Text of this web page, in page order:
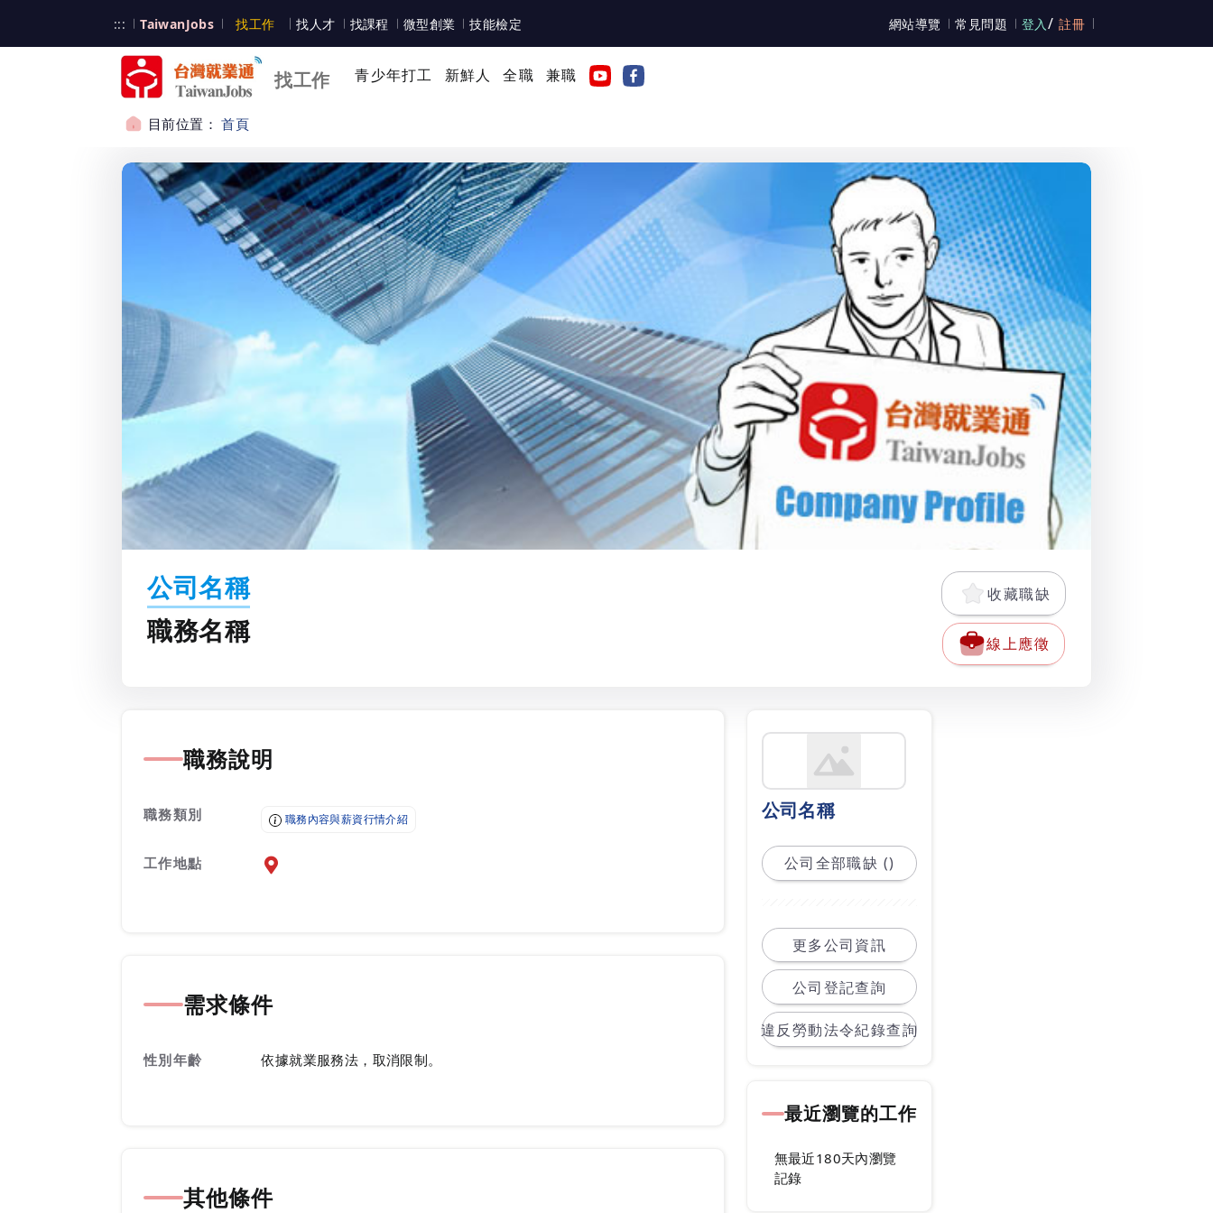
::: TaiwanJobs 台灣就業通
找工作 台灣就業通
找人才 找課程 微型創業 技能檢定 網站導覽 常見問題 登入 / 註冊
找工作 青少年打工 新鮮人 全職 兼職
目前位置：首頁
公司名稱
職務名稱
收藏職缺
線上應徵
職務說明
職務類別 職務內容與薪資行情介紹
工作地點 前往查看地圖
需求條件
性別年齡 依據就業服務法，取消限制。
其他條件
公司名稱
公司全部職缺 ()
更多公司資訊
公司登記查詢
違反勞動法令紀錄查詢
最近瀏覽的工作
無最近180天內瀏覽
記錄